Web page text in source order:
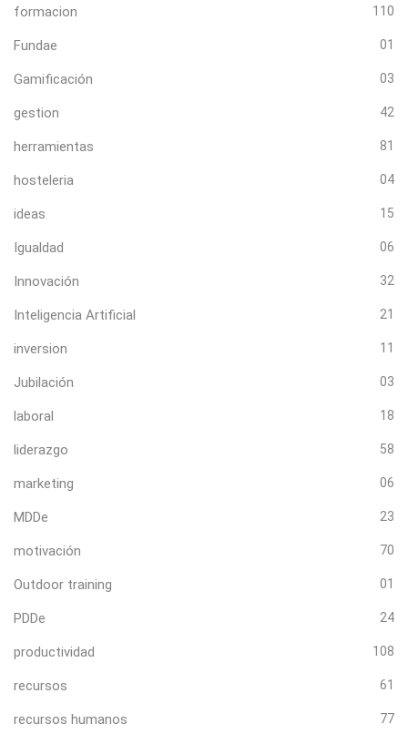
formacion 110
Fundae 01
Gamificación 03
gestion 42
herramientas 81
hosteleria 04
ideas 15
Igualdad 06
Innovación 32
Inteligencia Artificial 21
inversion 11
Jubilación 03
laboral 18
liderazgo 58
marketing 06
MDDe 23
motivación 70
Outdoor training 01
PDDe 24
productividad 108
recursos 61
recursos humanos 77